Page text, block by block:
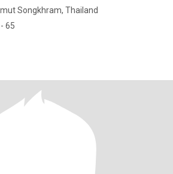
Songkhram, Thailand
65